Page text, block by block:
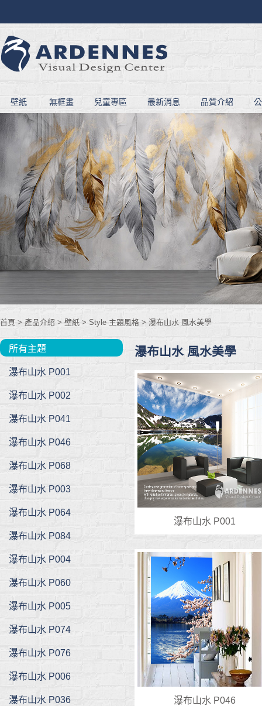
壁紙 無框畫 兒童專區 最新消息 品質介紹
首頁 > 產品介紹 > 壁紙 > Style 主題風格 > 瀑布山水 風水美學
所有主題
瀑布山水 P001
瀑布山水 P002
瀑布山水 P041
瀑布山水 P046
瀑布山水 P068
瀑布山水 P003
瀑布山水 P064
瀑布山水 P084
瀑布山水 P004
瀑布山水 P060
瀑布山水 P005
瀑布山水 P074
瀑布山水 P076
瀑布山水 P006
瀑布山水 P036
瀑布山水 風水美學
瀑布山水 P001
瀑布山水 P046